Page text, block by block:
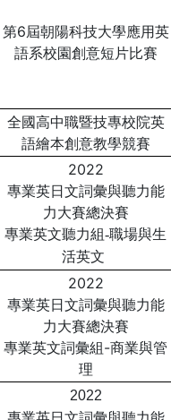
第6屆朝陽科技大學應用英
語系校園創意短片比賽
全國高中職暨技專校院英
語繪本創意教學競賽
2022
專業英日文詞彙與聽力能
力大賽總決賽
專業英文聽力組-職場與生
活英文
2022
專業英日文詞彙與聽力能
力大賽總決賽
專業英文詞彙組-商業與管
理
2022